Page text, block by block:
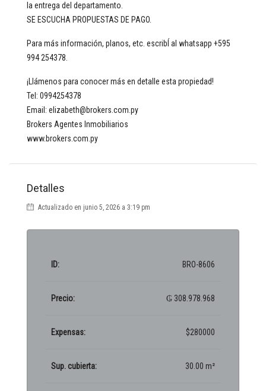
la entrega del departamento.
SE ESCUCHA PROPUESTAS DE PAGO.
Para más información, planos, etc. escribÍ al whatsapp +595
994 254378.
¡Llámenos para conocer más en detalle esta propiedad!
Tel: 0994254378
Email: elizabeth@brokers.com.py
Brokers Agentes Inmobiliarios
www.brokers.com.py
Detalles
Actualizado en junio 5, 2026 a 3:19 pm
ID: BRO-8606
Precio: ₲ 308.978.968
Expensas: $280000
Sup. cubierta: 30.00 m²